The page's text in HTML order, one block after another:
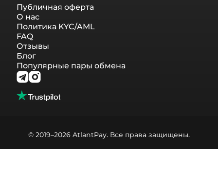
Публичная оферта
О нас
Политика KYC/AML
FAQ
Отзывы
Блог
Популярные пары обмена
© 2019–2026 AtlantPay. Все права защищены.